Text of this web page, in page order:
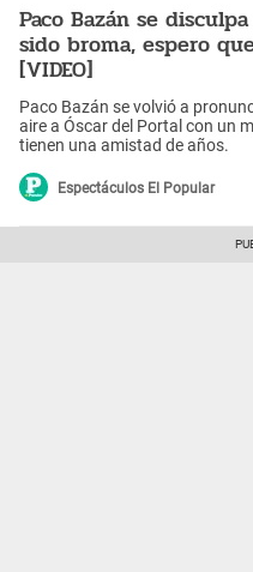
Paco Bazán se
sido broma, espero
[VIDEO]
Paco Bazán se volvió a
aire a Óscar del Portal con un
tienen una amistad de años.
Espectáculos El Popular